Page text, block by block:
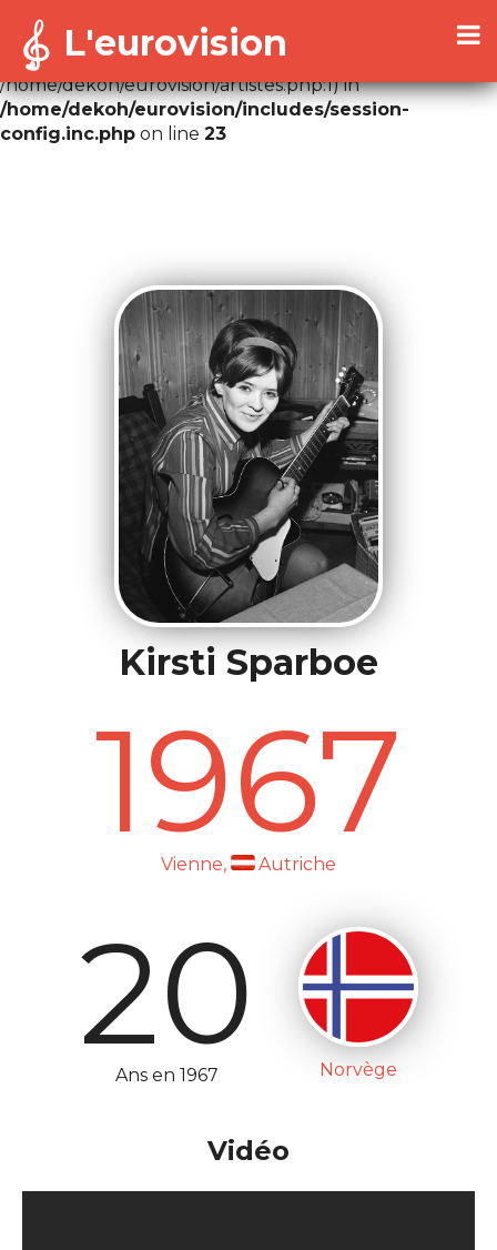
Warning
: Cannot modify header information - headers
already sent by (output started at
/home/dekoh/eurovision/artistes.php:1) in
/home/dekoh/eurovision/includes/session-
config.inc.php on line 23
L'eurovision
Kirsti Sparboe
1967
Vienne, Autriche
20
Ans en 1967 Norvège
Vidéo